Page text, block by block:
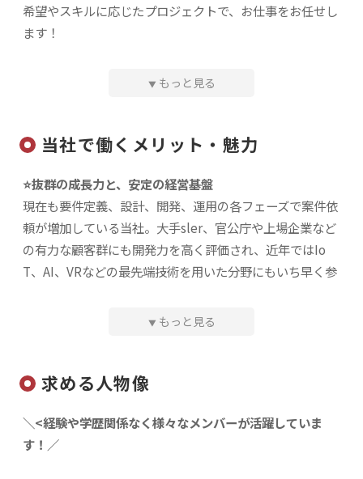
希望やスキルに応じたプロジェクトで、お仕事をお任せし
ます！
ど、当社を支えるポジションでご活躍頂くことも可能で
◎求人のポイント
・案件の90％は、2名以上で担当していただきます！
・3ヶ月程度が中心、3年にわたる長期プロジェクトもあ
り！
・風通しの良い企業文化！月に1度の社員全員によるWEB
ミーティング実施
ます！
具体的には
▼ もっと見る
当社で働くメリット・魅力
⭐️抜群の成長力と、安定の経営基盤
現在も要件定義、設計、開発、運用の各フェーズで案件依
頼が増加している当社。大手sler、官公庁や上場企業など
の有力な顧客群にも開発力を高く評価され、近年ではIo
T、AI、VRなどの最先端技術を用いた分野にもいち早く参
の両面から尊重し、アサイン時には個人の得意分野や希望
す。プロジェクト先での常駐開始後もエンジニアへのサポ
ートに力を入れており、業界では珍しい社長直通のホット
▼ もっと見る
求める人物像
＼<経験や学歴関係なく様々なメンバーが活躍していま
す！／